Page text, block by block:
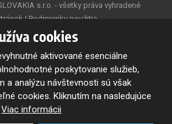
s.r.o. - všetky práva vyhradené
| Podmienky použitia
VYTVORILA
Google reCAPTCHA, a platia pre
neho
údajov a
cookies
aktivované esenciálne
poskytovanie služieb,
a analýzu návštevnosti sú však
cookies. Kliknutím na nasledujúce
Viac informácii